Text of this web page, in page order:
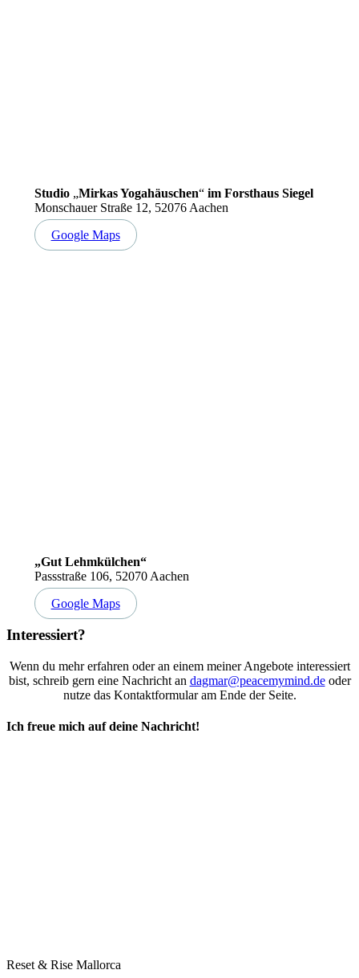
Studio „Mirkas Yogahäuschen“im Forsthaus Siegel
Monschauer Straße 12, 52076 Aachen
Google Maps
„Gut Lehmkülchen“
Passstraße 106, 52070 Aachen
Google Maps
Interessiert?
Wenn du mehr erfahren oder an einem meiner Angebote interessiert
bist, schreib gern eine Nachricht an dagmar@peacemymind.deoder
nutze das Kontaktformular am Ende der Seite.
Ich freue mich auf deine Nachricht!
Reset & Rise Mallorca